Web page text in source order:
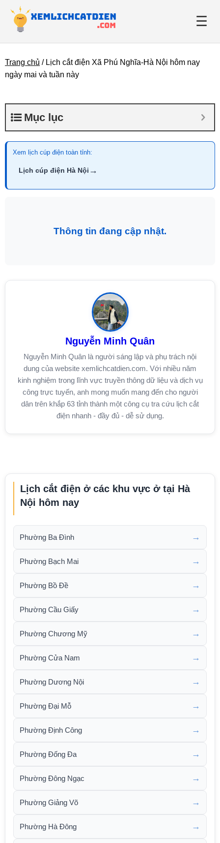
☰
Giới thiệu
Tin tức
Trang chủ / Lịch cắt điện Xã Phú Nghĩa-Hà Nội hôm nay
ngày mai và tuần này
Mục lục
Xem lịch cúp điện toàn tỉnh:
Lịch cúp điện Hà Nội →
Thông tin đang cập nhật.
Nguyễn Minh Quân
Nguyễn Minh Quân là người sáng lập và phụ trách nội
dung của website xemlichcatdien.com. Với nhiều năm
kinh nghiệm trong lĩnh vực truyền thông dữ liệu và dịch vụ
công trực tuyến, anh mong muốn mang đến cho người
dân trên khắp 63 tỉnh thành một công cụ tra cứu lịch cắt
điện nhanh - đầy đủ - dễ sử dụng.
Lịch cắt điện ở các khu vực ở tại Hà
Nội hôm nay
Phường Ba Đình →
Phường Bạch Mai →
Phường Bồ Đề →
Phường Cầu Giấy →
Phường Chương Mỹ →
Phường Cửa Nam →
Phường Dương Nội →
Phường Đại Mỗ →
Phường Định Công →
Phường Đống Đa →
Phường Đông Ngạc →
Phường Giảng Võ →
Phường Hà Đông →